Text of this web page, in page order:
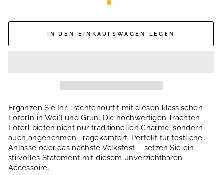
IN DEN EINKAUFSWAGEN LEGEN
Ergänzen Sie Ihr Trachtenoutfit mit diesen klassischen
Loferln in Weiß und Grün. Die hochwertigen Trachten
Loferl bieten nicht nur traditionellen Charme, sondern
auch angenehmen Tragekomfort. Perfekt für festliche
Anlässe oder das nächste Volksfest – setzen Sie ein
stilvolles Statement mit diesem unverzichtbaren
Accessoire.